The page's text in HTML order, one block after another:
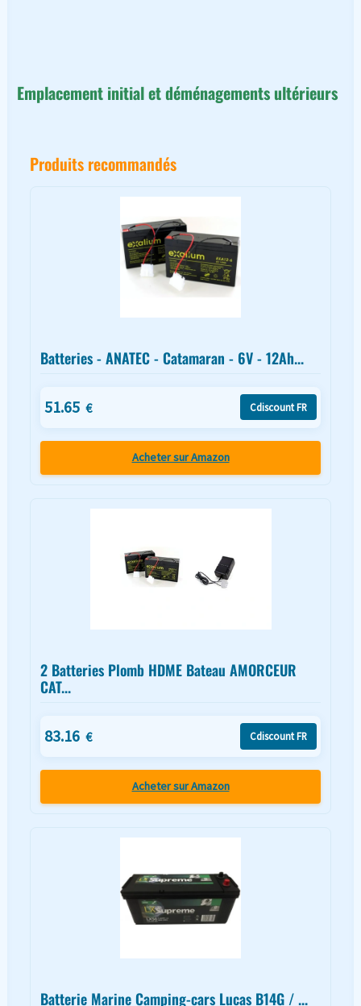
Emplacement initial et déménagements ultérieurs
Produits recommandés
Batteries - ANATEC - Catamaran - 6V - 12Ah...
51.65 € Cdiscount FR
Acheter sur Amazon
2 Batteries Plomb HDME Bateau AMORCEUR
CAT...
83.16 € Cdiscount FR
Acheter sur Amazon
Batterie Marine Camping-cars Lucas B14G / ...